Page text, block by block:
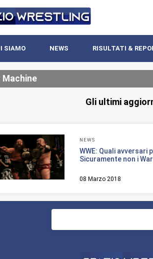
SIAMO NEWS RISULTATI &
Machine
Gli ultimi
NEWS
WWE: Quali avversari
Sicuramente non i
08 Marzo 2018